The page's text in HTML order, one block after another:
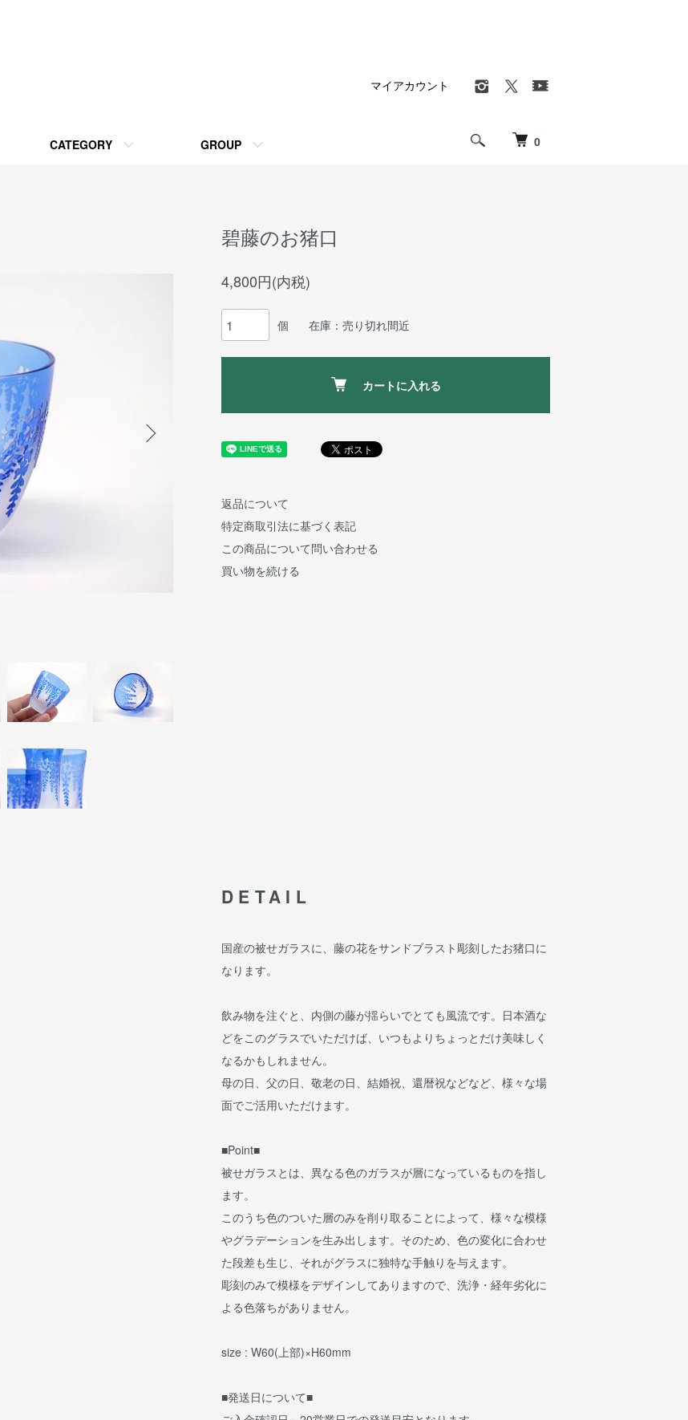
0
CATEGORY GROUP
マイアカウント
碧藤のお猪口
4,800円(内税)
個 在庫：売り切れ間近
カートに入れる
返品について
特定商取引法に基づく表記
この商品について問い合わせる
買い物を続ける
DETAIL
国産の被せガラスに、藤の花をサンドブラスト彫刻したお猪口に
なります。
飲み物を注ぐと、内側の藤が揺らいでとても風流です。日本酒な
どをこのグラスでいただけば、いつもよりちょっとだけ美味しく
なるかもしれません。
母の日、父の日、敬老の日、結婚祝、還暦祝などなど、様々な場
面でご活用いただけます。
■Point■
被せガラスとは、異なる色のガラスが層になっているものを指し
ます。
このうち色のついた層のみを削り取ることによって、様々な模様
やグラデーションを生み出します。そのため、色の変化に合わせ
た段差も生じ、それがグラスに独特な手触りを与えます。
彫刻のみで模様をデザインしてありますので、洗浄・経年劣化に
よる色落ちがありません。
size : W60(上部)×H60mm
■発送日について■